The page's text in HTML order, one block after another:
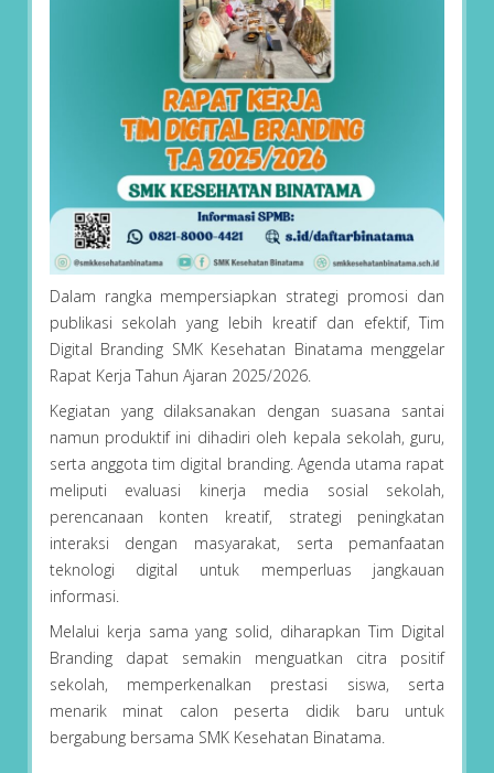
Dalam rangka mempersiapkan strategi promosi dan
publikasi sekolah yang lebih kreatif dan efektif, Tim
Digital Branding SMK Kesehatan Binatama menggelar
Rapat Kerja Tahun Ajaran 2025/2026.
Kegiatan yang dilaksanakan dengan suasana santai
namun produktif ini dihadiri oleh kepala sekolah, guru,
serta anggota tim digital branding. Agenda utama rapat
meliputi evaluasi kinerja media sosial sekolah,
perencanaan konten kreatif, strategi peningkatan
interaksi dengan masyarakat, serta pemanfaatan
teknologi digital untuk memperluas jangkauan
informasi.
Melalui kerja sama yang solid, diharapkan Tim Digital
Branding dapat semakin menguatkan citra positif
sekolah, memperkenalkan prestasi siswa, serta
menarik minat calon peserta didik baru untuk
bergabung bersama SMK Kesehatan Binatama.